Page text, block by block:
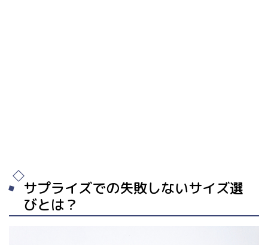
サプライズでの失敗しないサイズ選
びとは？